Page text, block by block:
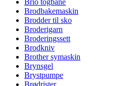
Brio togbane
Brodbakemaskin
Brodder til sko
Broderigarn
Broderingssett
Brodkniv
Brother symaskin
Brynsgel
Brystpumpe
Brødrister